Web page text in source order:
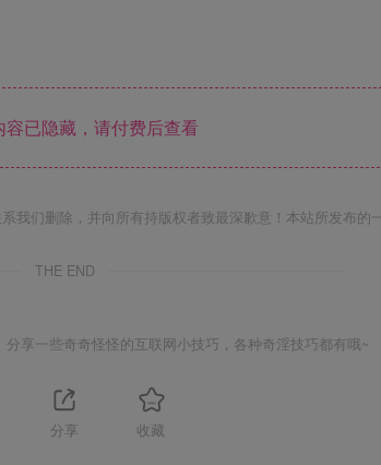
容已隐藏，请付费后查看
们删除，并向所有持版权者致最深歉意！本站所发布的
THE END
享一些奇奇怪怪的互联网小技巧，各种奇淫技巧都有哦~
分享 收藏